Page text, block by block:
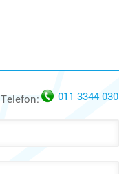
Telefon: 011 3344 030